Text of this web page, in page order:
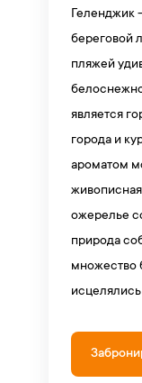
Геленджик
береговой
пляжей
является
города и
ароматом
ожерелье
природа
множество